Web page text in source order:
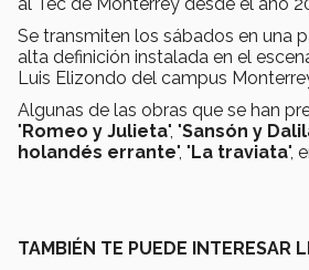
Se transmiten los sábados en una
alta definición instalada en el
Luis Elizondo del campus
Algunas de las obras que se han
"Romeo y Julieta", "Sansón y
holandés errante", "La traviata",
TAMBIÉN TE PUEDE INTERESAR